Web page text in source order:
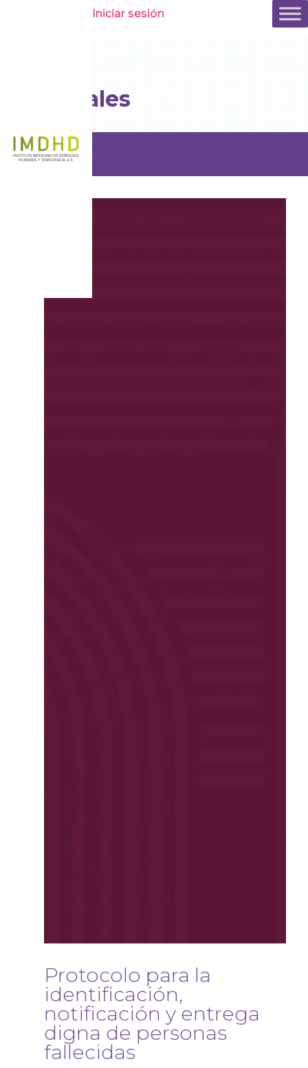
Iniciar sesión
Manuales
Protocolo para la
identificación,
notificación y entrega
digna de personas
fallecidas